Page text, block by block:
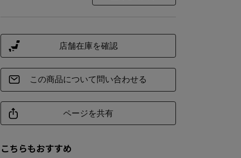
こちらもおすすめ
この商品について問い合わせる
ページを共有
店舗在庫を確認